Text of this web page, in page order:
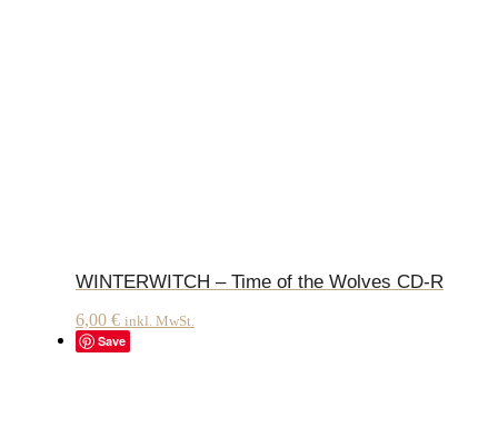
WINTERWITCH – Time of the Wolves CD-R
6,00 € inkl. MwSt.
Save